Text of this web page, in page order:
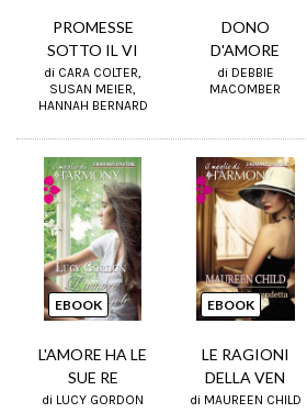
PROMESSE
SOTTO IL VI
di CARA COLTER,
SUSAN MEIER,
HANNAH BERNARD
DONO
D'AMORE
di DEBBIE
MACOMBER
EBOOK
L'AMORE HA LE
SUE RE
di LUCY GORDON
EBOOK
LE RAGIONI
DELLA VEN
di MAUREEN CHILD